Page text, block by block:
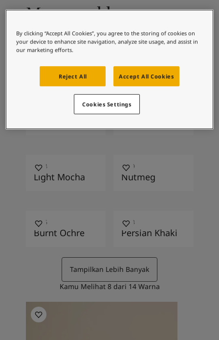
Artikel
Temukan Dealer
Dokumentasi produk
Soulful Spaces - Koleksi Warna Terbaru dari Jotun
Mencocokkan warna
6084
Sea Emerald Rusty
1001
2024
Light Mocha
1929
Nutmeg
1536
Burnt Ochre
1623
Persian Khaki
Tampilkan Lebih Banyak
Kamu Melihat 8dari 14Warna
Living Room Inspiration
By clicking “Accept All Cookies”, you agree to the storing of cookies on
your device to enhance site navigation, analyze site usage, and assist in
our marketing efforts.
Reject All Accept All Cookies
Cookies Settings